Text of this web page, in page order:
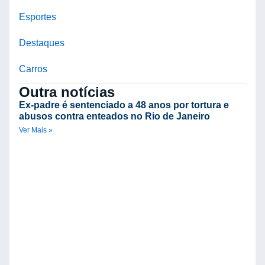
Esportes
Destaques
Carros
Outra notícias
Ex-padre é sentenciado a 48 anos por tortura e
abusos contra enteados no Rio de Janeiro
Ver Mais »